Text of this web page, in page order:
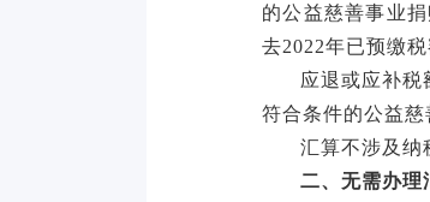
的公益慈善事业
去2022年已预缴
应退或应补税
符合条件的公益
汇算不涉及纳
二、无需办理